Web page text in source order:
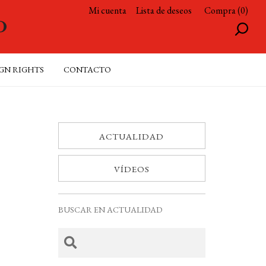
Mi cuenta Lista de deseos Compra (0)
RIGHTS CONTACTO
ACTUALIDAD
VÍDEOS
BUSCAR EN ACTUALIDAD